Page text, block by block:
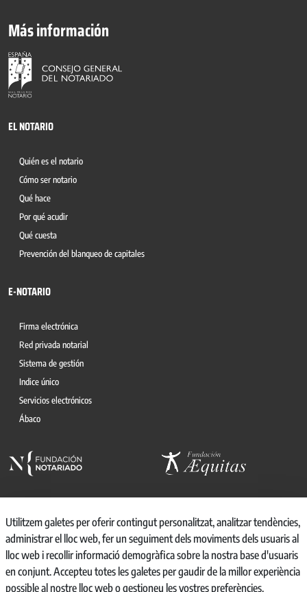
Más información
EL NOTARIO
Quién es el notario
Cómo ser notario
Qué hace
Por qué acudir
Qué cuesta
Prevención del blanqueo de capitales
E-NOTARIO
Firma electrónica
Red privada notarial
Sistema de gestión
Indice único
Servicios electrónicos
Ábaco
© 2026, CONSEJO GENERAL DEL NOTARIO
CANAL INTERNO DE INFORMACIÓN
REGISTRO DE ACTIVIDADES DE TRATAMIENTO
Utilitzem galetes per oferir contingut personalitzat, analitzar tendències,
administrar el lloc web, fer un seguiment dels moviments dels usuaris al
lloc web i recollir informació demogràfica sobre la nostra base d'usuaris
en conjunt. Accepteu totes les galetes per gaudir de la millor experiència
possible al nostre lloc web o gestioneu les vostres preferències.